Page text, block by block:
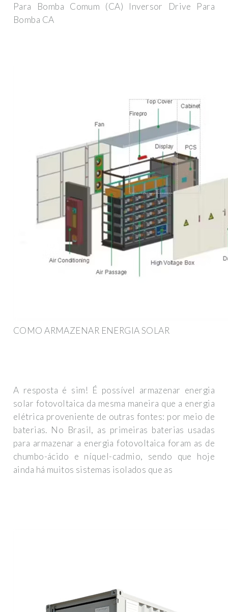
Para Bomba Comum (CA) Inversor Drive Para
Bomba CA
COMO ARMAZENAR ENERGIA SOLAR
A resposta é sim! É possível armazenar energia
solar fotovoltaica da mesma maneira que a energia
elétrica proveniente de outras fontes: por meio de
baterias. No Brasil, as primeiras baterias usadas
para armazenar a energia fotovoltaica foram as de
chumbo-ácido e níquel-cadmio, sendo que hoje
ainda há muitos sistemas isolados que as